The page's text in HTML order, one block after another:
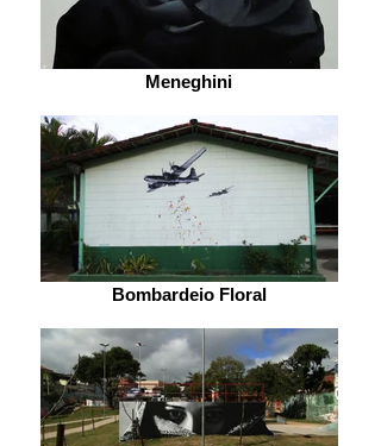
Meneghini
Bombardeio Floral